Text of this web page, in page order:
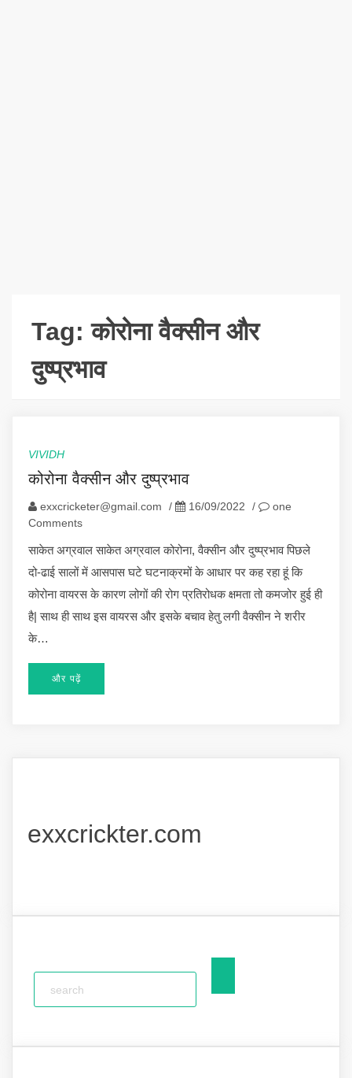
Tag:कोरोना वैक्सीन और
दुष्प्रभाव
VIVIDH
कोरोना वैक्सीन और दुष्प्रभाव
exxcricketer@gmail.com / 16/09/2022 /
one
Comments
साकेत अग्रवाल साकेत अग्रवाल कोरोना, वैक्सीन और दुष्प्रभाव पिछले
दो-ढाई सालों में आसपास घटे घटनाक्रमों के आधार पर कह रहा हूं कि
कोरोना वायरस के कारण लोगों की रोग प्रतिरोधक क्षमता तो कमजोर हुई ही
है| साथ ही साथ इस वायरस और इसके बचाव हेतु लगी वैक्सीन ने शरीर
के…
और पढ़ें
exxcrickter.com